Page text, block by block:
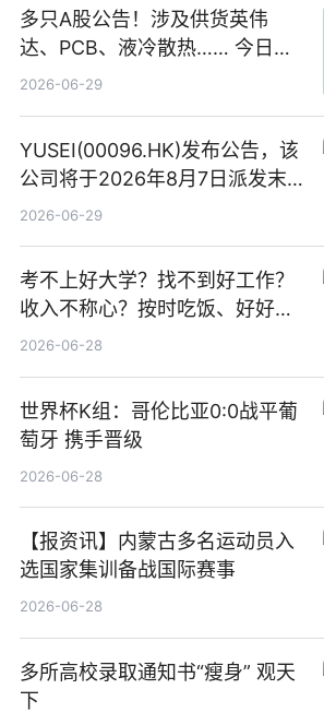
多只A股公告！涉及供货英伟
达、PCB、液冷散热…… 今日快
讯
2026-06-29
YUSEI(00096.HK)发布公告，该
公司将于2026年8月7日派发末
期股息每股人民币0.013元 每日
2026-06-29
考不上好大学？找不到好工作？
收入不称心？按时吃饭、好好睡
觉
2026-06-28
世界杯K组：哥伦比亚0:0战平葡
萄牙 携手晋级
2026-06-28
【报资讯】内蒙古多名运动员入
选国家集训备战国际赛事
2026-06-28
多所高校录取通知书“瘦身” 观天
下